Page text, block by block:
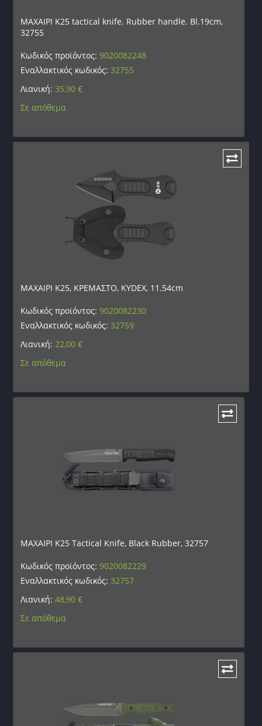
ΜΑΧΑΙΡΙ K25 tactical knife. Rubber handle. Bl.19cm,
32755
Κωδικός προϊόντος:9020082248
Εναλλακτικός κωδικός: 32755
Λιανική: 35,90€
Σε απόθεμα
ΜΑΧΑΙΡΙ K25, ΚΡΕΜΑΣΤΟ, KYDEX, 11.54cm
Κωδικός προϊόντος:9020082230
Εναλλακτικός κωδικός: 32759
Λιανική:22,00€
Σε απόθεμα
ΜΑΧΑΙΡΙ K25 Tactical Knife, Black Rubber, 32757
Κωδικός προϊόντος:9020082229
Εναλλακτικός κωδικός: 32757
Λιανική:48,90€
Σε απόθεμα